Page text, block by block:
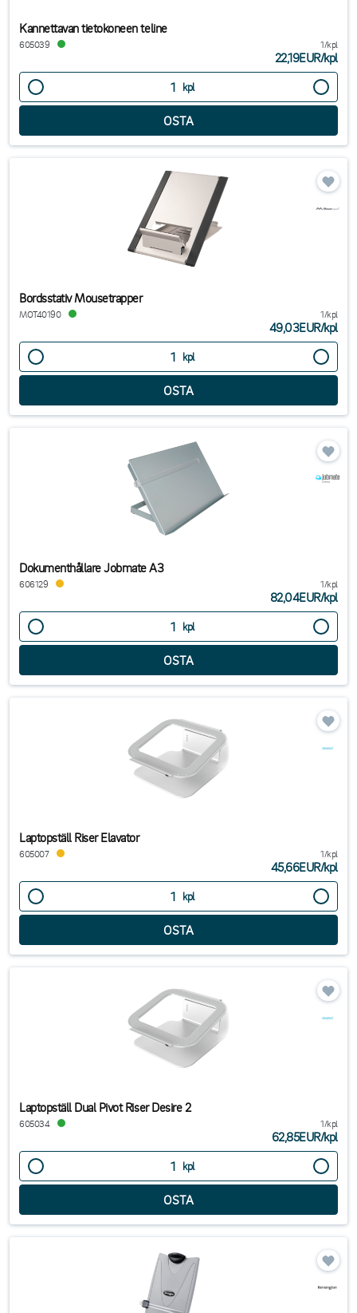
Kannettavan tietokoneen teline
605039 1/kpl
22,19EUR/kpl
kpl
Bordsstativ Mousetrapper
MOT40190 1/kpl
49,03EUR/kpl
kpl
Dokumenthållare Jobmate A3
606129 1/kpl
82,04EUR/kpl
kpl
Laptopställ Riser Elavator
605007 1/kpl
45,66EUR/kpl
kpl
Laptopställ Dual Pivot Riser Desire 2
605034 1/kpl
62,85EUR/kpl
kpl